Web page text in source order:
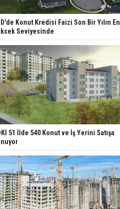
Konut Kredisi Faizi Son Bir Yılın En
Seviyesinde
51 İlde 540 Konut ve İş Yerini Satışa